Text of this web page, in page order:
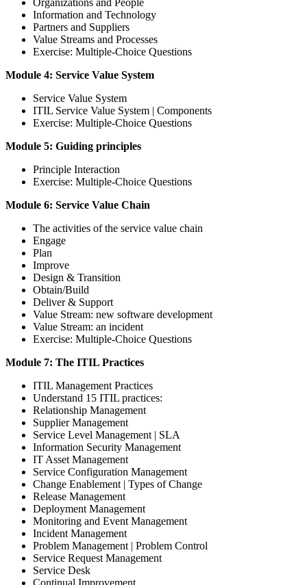
Information and Technology
Partners and Suppliers
Value Streams and Processes
Exercise: Multiple-Choice Questions
Module 4: Service Value System
Service Value System
ITIL Service Value System | Components
Exercise: Multiple-Choice Questions
Module 5: Guiding principles
Principle Interaction
Exercise: Multiple-Choice Questions
Module 6: Service Value Chain
The activities of the service value chain
Engage
Plan
Improve
Design & Transition
Obtain/Build
Deliver & Support
Value Stream: new software development
Value Stream: an incident
Exercise: Multiple-Choice Questions
Module 7: The ITIL Practices
ITIL Management Practices
Understand 15 ITIL practices:
Relationship Management
Supplier Management
Service Level Management | SLA
Information Security Management
IT Asset Management
Service Configuration Management
Change Enablement | Types of Change
Release Management
Deployment Management
Monitoring and Event Management
Incident Management
Problem Management | Problem Control
Service Request Management
Service Desk
Continual Improvement